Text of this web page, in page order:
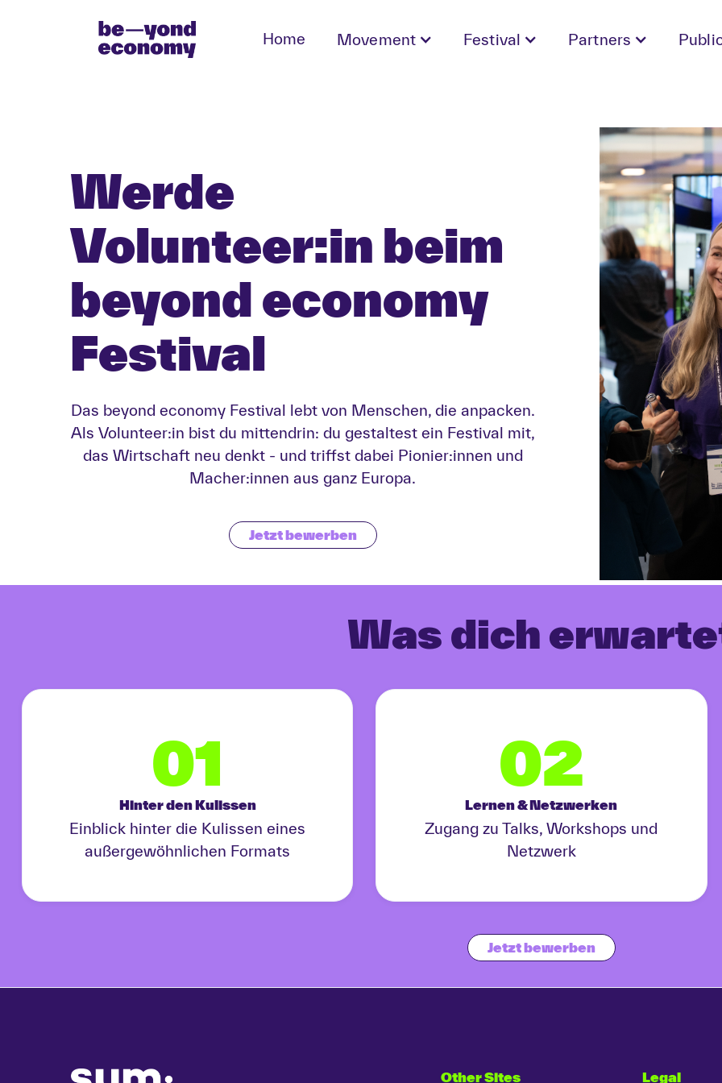
Home Movement Festival Partners
Werde
Volunteer:in beim
beyond economy
Festival
Das beyond economy Festival lebt von Menschen, die anpacken.
Als Volunteer:in bist du mittendrin: du gestaltest ein Festival mit,
das Wirtschaft neu denkt - und triffst dabei Pionier:innen und
Macher:innen aus ganz Europa.
Jetzt bewerben
Was dich
01
Hinter den Kulissen
Einblick hinter die Kulissen eines
außergewöhnlichen Formats
02
Lernen & Netzwerken
Zugang zu Talks, Workshops und
Netzwerk
Jetzt bewerben
Other Sites Legal